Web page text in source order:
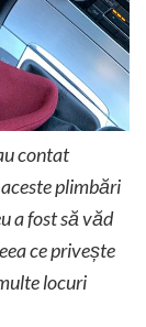
contat
plimbări
a fost să văd
ce privește
locuri